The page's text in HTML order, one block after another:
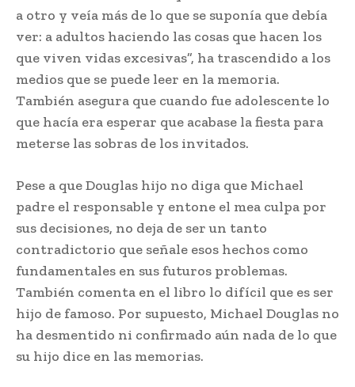
a otro y veía más de lo que se suponía que debía
ver: a adultos haciendo las cosas que hacen los
que viven vidas excesivas”, ha trascendido a los
medios que se puede leer en la memoria.
También asegura que cuando fue adolescente lo
que hacía era esperar que acabase la fiesta para
meterse las sobras de los invitados.
Pese a que Douglas hijo no diga que Michael
padre el responsable y entone el mea culpa por
sus decisiones, no deja de ser un tanto
contradictorio que señale esos hechos como
fundamentales en sus futuros problemas.
También comenta en el libro lo difícil que es ser
hijo de famoso. Por supuesto, Michael Douglas no
ha desmentido ni confirmado aún nada de lo que
su hijo dice en las memorias.